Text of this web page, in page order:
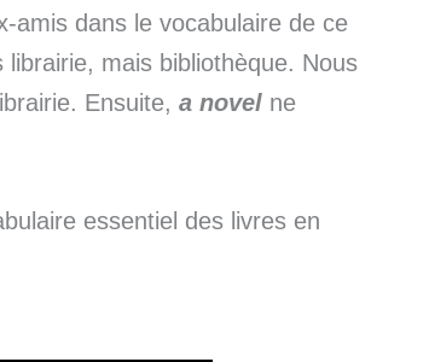
amis dans le vocabulaire de ce
mais bibliothèque. Nous
Ensuite, a novel ne
essentiel des livres en